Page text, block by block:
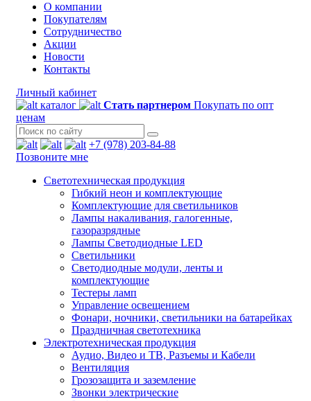
О компании
Покупателям
Сотрудничество
Акции
Новости
Контакты
Личный кабинет
каталог
Стать партнером Покупать по опт
ценам
+7 (978) 203-84-88
Позвоните мне
Светотехническая продукция
Гибкий неон и комплектующие
Комплектующие для светильников
Лампы накаливания, галогенные,
газоразрядные
Лампы Светодиодные LED
Светильники
Светодиодные модули, ленты и
комплектующие
Тестеры ламп
Управление освещением
Фонари, ночники, светильники на батарейках
Праздничная светотехника
Электротехническая продукция
Аудио, Видео и ТВ, Разъемы и Кабели
Вентиляция
Грозозащита и заземление
Звонки электрические